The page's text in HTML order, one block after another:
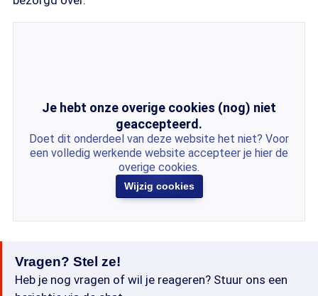
Je hebt onze overige cookies (nog) niet
geaccepteerd.
Doet dit onderdeel van deze website het niet? Voor
een volledig werkende website accepteer je hier de
overige cookies.
Wijzig cookies
Vragen? Stel ze!
Heb je nog vragen of wil je reageren? Stuur ons een